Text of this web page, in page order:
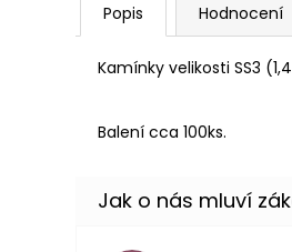
Popis Hodnocení
Kamínky velikosti SS3
Balení cca 100ks.